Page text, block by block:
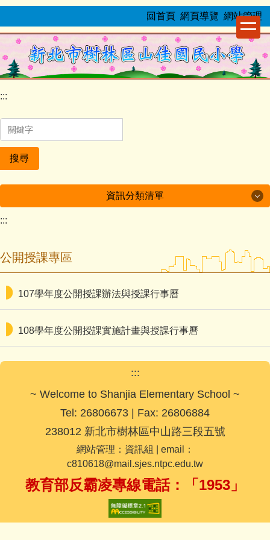
跳
要
內
容
區
:::
回首頁 網頁導覽 網站管理
:::
搜尋
資訊分類清單
榮譽事項
:::
公開授課專區
107學年度公開授課辦法與授課行事曆
108學年度公開授課實施計畫與授課行事曆
:::
~ Welcome to Shanjia Elementary School ~
Tel: 26806673 | Fax: 26806884
238012 新北市樹林區中山路三段五號
網站管理：資訊組 | email：
c810618@mail.sjes.ntpc.edu.tw
教育部反霸凌專線電話：「1953」